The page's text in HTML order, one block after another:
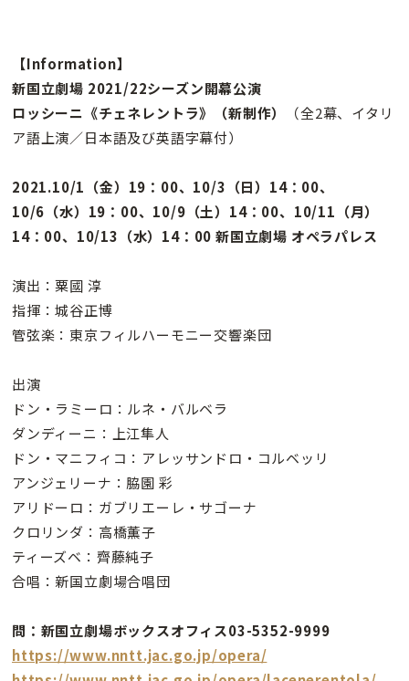
【Information】
新国立劇場 2021/22シーズン開幕公演
ロッシーニ《チェネレントラ》（新制作）
（全2幕、イタリ
ア語上演／日本語及び英語字幕付）
2021.10/1（金）19：00、10/3（日）14：00、
10/6（水）19：00、10/9（土）14：00、10/11（月）
14：00、10/13（水）14：00 新国立劇場 オペラパレス
演出：粟國 淳
指揮：城谷正博
管弦楽：東京フィルハーモニー交響楽団
出演
ドン・ラミーロ：ルネ・バルベラ
ダンディーニ：上江隼人
ドン・マニフィコ：アレッサンドロ・コルベッリ
アンジェリーナ：脇園 彩
アリドーロ：ガブリエーレ・サゴーナ
クロリンダ：高橋薫子
ティーズベ：齊藤純子
合唱：新国立劇場合唱団
問：新国立劇場ボックスオフィス03-5352-9999
https://www.nntt.jac.go.jp/opera/